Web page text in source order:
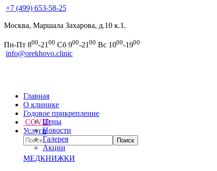
+7 (499) 653-58-25
Москва, Маршала Захарова, д.10 к.1.
Пн-Пт 800-21 00 Сб 900-21 00 Вс 1000-1900
info@orekhovo.clinic
Главная
О клинике
Цены
Новости
Галерея
Акции
Годовое прикрепление
COVID
Услуги
МЕДКНИЖКИ